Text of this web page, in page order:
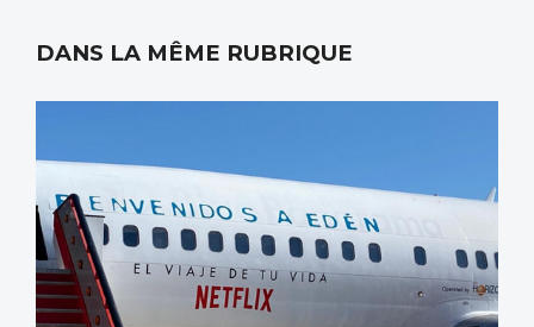
DANS LA MÊME RUBRIQUE